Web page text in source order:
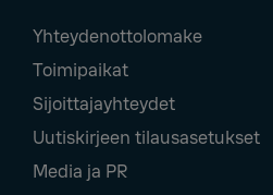
Navigation
Yhteydenottolomake
Toimipaikat
Sijoittajayhteydet
Uutiskirjeen tilausasetukset
Media ja PR